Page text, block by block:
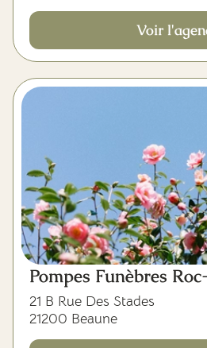
Voir
Pompes Funèbres
21 B Rue Des Stades
21200 Beaune